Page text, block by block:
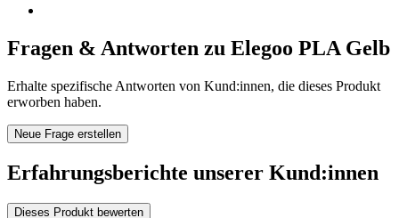
Fragen & Antworten zu Elegoo PLA Gelb
Erhalte spezifische Antworten von Kund:innen, die dieses Produkt
erworben haben.
Neue Frage erstellen
Erfahrungsberichte unserer Kund:innen
Dieses Produkt bewerten